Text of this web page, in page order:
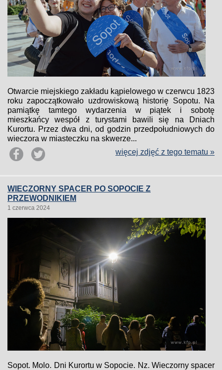
Otwarcie miejskiego zakładu kąpielowego w czerwcu 1823
roku zapoczątkowało uzdrowiskową historię Sopotu. Na
pamiątkę tamtego wydarzenia w piątek i sobotę
mieszkańcy wespół z turystami bawili się na Dniach
Kurortu. Przez dwa dni, od godzin przedpołudniowych do
wieczora w miasteczku na skwerze...
więcej zdjęć z tego tematu »
WIECZORNY SPACER PO SOPOCIE Z
PRZEWODNIKIEM
1 czerwca 2024
Sopot. Molo. Dni Kurortu w Sopocie. Nz. Wieczorny spacer